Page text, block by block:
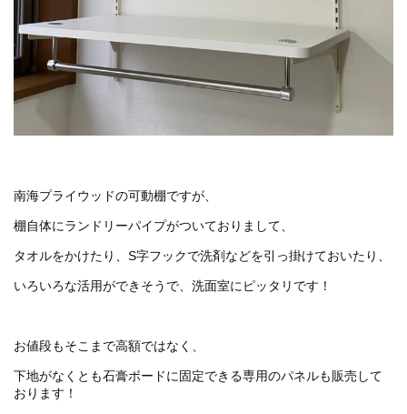
南海プライウッドの可動棚ですが、
棚自体にランドリーパイプがついておりまして、
タオルをかけたり、S字フックで洗剤などを引っ掛けておいたり、
いろいろな活用ができそうで、洗面室にピッタリです！
お値段もそこまで高額ではなく、
下地がなくとも石膏ボードに固定できる専用のパネルも販売して
おります！